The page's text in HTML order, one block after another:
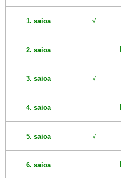
1. saioa √
2. saioa
3. saioa √
4. saioa
5. saioa √
6. saioa